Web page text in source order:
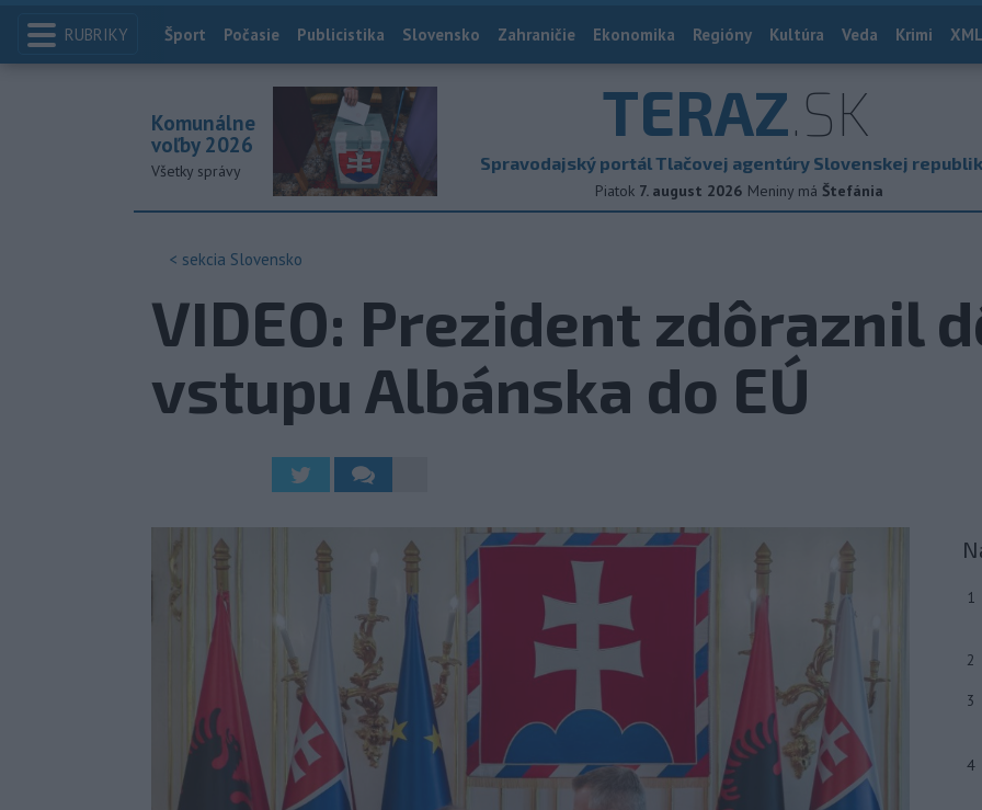
RUBRIKY Index
Šport Počasie Publicistika Slovensko Zahraničie Ekonomika Regióny Kultúra Veda Krimi
TERAZ.SK
Spravodajský portál Tlačovej agentúry Slovenskej
Piatok 7. august 2026 Meniny má Štefánia
Komunálne
voľby 2026
Všetky správy
< sekcia Slovensko
VIDEO: Prezident zdôraznil
vstupu Albánska do EÚ
1
2
3
4